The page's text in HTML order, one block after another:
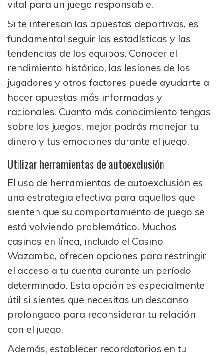
vital para un juego responsable.
Si te interesan las apuestas deportivas, es
fundamental seguir las estadísticas y las
tendencias de los equipos. Conocer el
rendimiento histórico, las lesiones de los
jugadores y otros factores puede ayudarte a
hacer apuestas más informadas y
racionales. Cuanto más conocimiento tengas
sobre los juegos, mejor podrás manejar tu
dinero y tus emociones durante el juego.
Utilizar herramientas de autoexclusión
El uso de herramientas de autoexclusión es
una estrategia efectiva para aquellos que
sienten que su comportamiento de juego se
está volviendo problemático. Muchos
casinos en línea, incluido el Casino
Wazamba, ofrecen opciones para restringir
el acceso a tu cuenta durante un período
determinado. Esta opción es especialmente
útil si sientes que necesitas un descanso
prolongado para reconsiderar tu relación
con el juego.
Además, establecer recordatorios en tu